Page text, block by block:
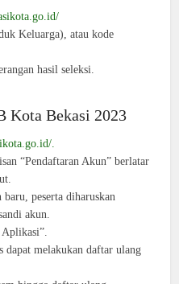
Keluarga), atau kode
hasil seleksi.
Kota Bekasi 2023
.
“Pendaftaran Akun” berlatar
peserta diharuskan
akun.
dapat melakukan daftar ulang